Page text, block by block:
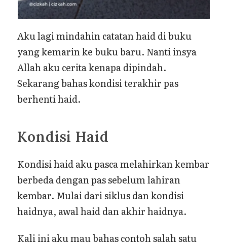
Aku lagi mindahin catatan haid di buku
yang kemarin ke buku baru. Nanti insya
Allah aku cerita kenapa dipindah.
Sekarang bahas kondisi terakhir pas
berhenti haid.
Kondisi Haid
Kondisi haid aku pasca melahirkan kembar
berbeda dengan pas sebelum lahiran
kembar. Mulai dari siklus dan kondisi
haidnya, awal haid dan akhir haidnya.
Kali ini aku mau bahas contoh salah satu